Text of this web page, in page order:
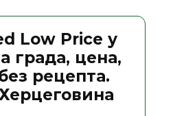
Low Price у
града, цена,
рецепта.